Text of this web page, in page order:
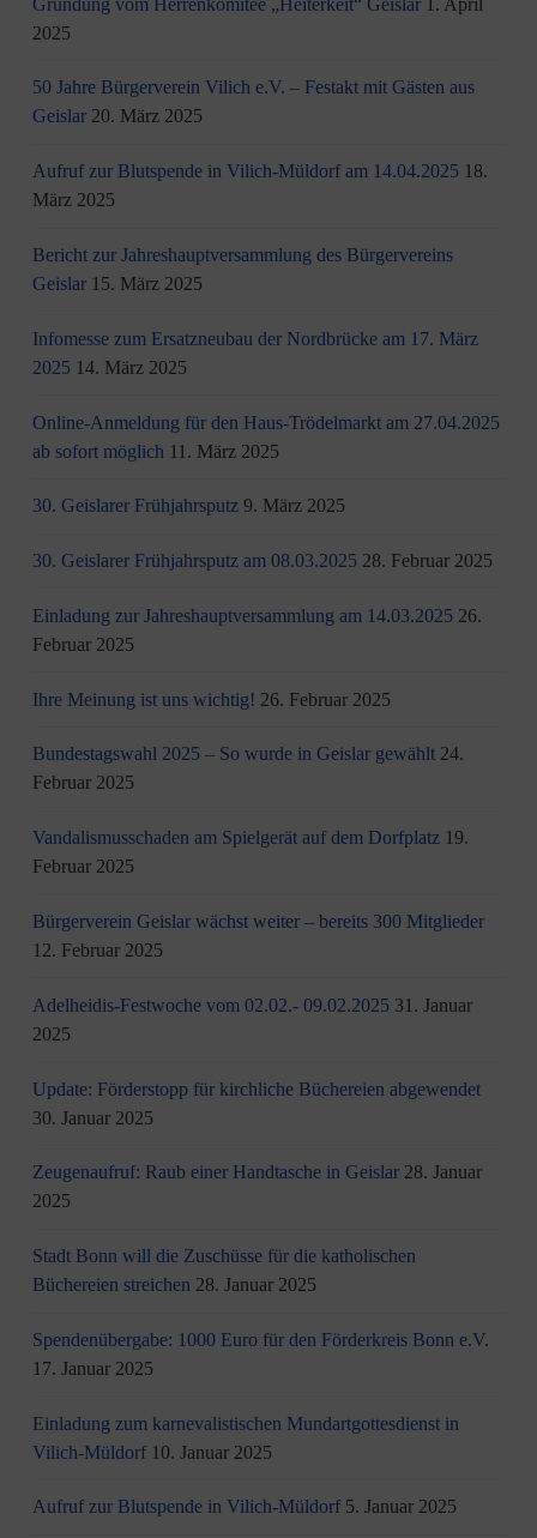
2025
50 Jahre Bürgerverein Vilich e.V. – Festakt mit Gästen aus
Geislar 20. März 2025
Aufruf zur Blutspende in Vilich-Müldorf am 14.04.2025 18.
März 2025
Bericht zur Jahreshauptversammlung des Bürgervereins
Geislar 15. März 2025
Infomesse zum Ersatzneubau der Nordbrücke am 17. März
2025 14. März 2025
Online-Anmeldung für den Haus-Trödelmarkt am 27.04.2025
ab sofort möglich 11. März 2025
30. Geislarer Frühjahrsputz 9. März 2025
30. Geislarer Frühjahrsputz am 08.03.2025 28. Februar 2025
Einladung zur Jahreshauptversammlung am 14.03.2025 26.
Februar 2025
Ihre Meinung ist uns wichtig! 26. Februar 2025
Bundestagswahl 2025 – So wurde in Geislar gewählt 24.
Februar 2025
Vandalismusschaden am Spielgerät auf dem Dorfplatz 19.
Februar 2025
Bürgerverein Geislar wächst weiter – bereits 300 Mitglieder
12. Februar 2025
Adelheidis-Festwoche vom 02.02.- 09.02.2025 31. Januar
2025
Update: Förderstopp für kirchliche Büchereien abgewendet
30. Januar 2025
Zeugenaufruf: Raub einer Handtasche in Geislar 28. Januar
2025
Stadt Bonn will die Zuschüsse für die katholischen
Büchereien streichen 28. Januar 2025
Spendenübergabe: 1000 Euro für den Förderkreis Bonn e.V.
17. Januar 2025
Einladung zum karnevalistischen Mundartgottesdienst in
Vilich-Müldorf 10. Januar 2025
Aufruf zur Blutspende in Vilich-Müldorf 5. Januar 2025